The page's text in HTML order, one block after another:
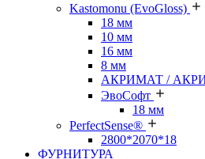
Kastomonu (EvoGloss)
18 мм
10 мм
16 мм
8 мм
АКРИМАТ /
ЭвоСофт
18 мм
PerfectSense®
2800*2070*18
ФУРНИТУРА